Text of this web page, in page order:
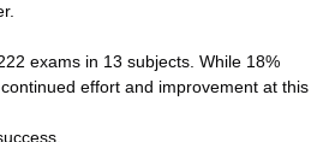
exams in 13 subjects. While 18%
effort and improvement at this